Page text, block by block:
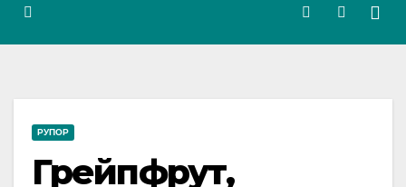
РУПОР
Грейпфрут,